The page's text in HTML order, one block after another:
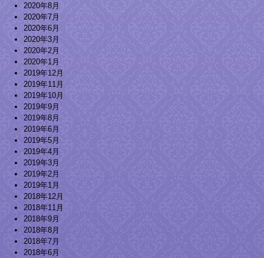
2020年8月
2020年7月
2020年6月
2020年3月
2020年2月
2020年1月
2019年12月
2019年11月
2019年10月
2019年9月
2019年8月
2019年6月
2019年5月
2019年4月
2019年3月
2019年2月
2019年1月
2018年12月
2018年11月
2018年9月
2018年8月
2018年7月
2018年6月